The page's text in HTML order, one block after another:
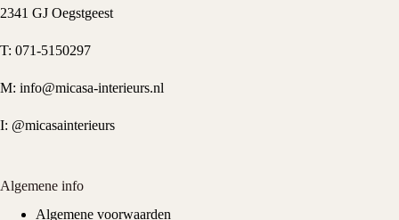
2341 GJ Oegstgeest
T: 071-5150297
M: info@micasa-interieurs.nl
I: @micasainterieurs
Algemene info
Algemene voorwaarden